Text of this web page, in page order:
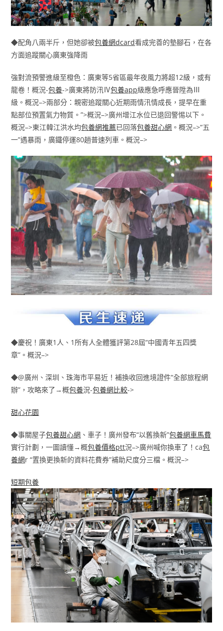
◆配角八兩半斤，但她卻被包養網dcard看成完善的墊腳石，在各
方面追蹤關心廣東強降雨
強對流預警進級至橙色：廣東等5省區最年夜風力將超12級，或有
龍卷！概況-包養->廣東將防汛Ⅳ包養app級應急呼應晉陞為Ⅲ
級。概況–>兩部分：親密追蹤關心近期雨情汛情成長，提早在重
點部位預置氣力物質。”>概況–>廣州增江水位已退回警惕以下。
概況–>東江韓江洪水均包養網推薦已回落包養甜心網 。概況–>“五
一”遇暴雨，廣鐵停運80趟普速列車。概況–>
◆慶祝！廣東1人、1所有人全體獲評第28屆“中國青年五四獎
章”。概況–>
◆@廣州、深圳、珠海市平易近！補換收回進境證件“全部旅程網
辦”，攻略來了→概包養況-包養網比較->
甜心花園
◆事關屋子包養甜心網 、車子！廣州發布“以舊換新”包養網車馬費
實行計劃，一圖讀懂→概包養價格ptt況–>廣州喊你換車了！ca包
養網r “置換更換新的資料花費券”補助尺度分三檔。概況–>
短期包養